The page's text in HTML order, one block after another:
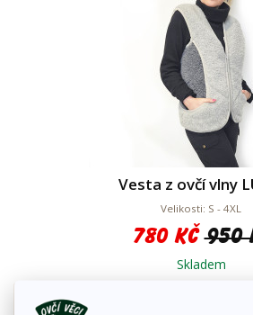
Vesta z ovčí vlny
Velikosti: S - 4XL
780 Kč 950
Skladem